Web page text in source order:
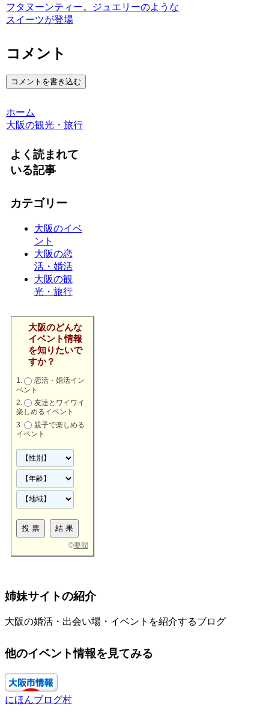
フタヌーンティー。ジュエリーのような
スイーツが登場
コメント
コメントを書き込む
ホーム
大阪の観光・旅行
よく読まれて
いる記事
カテゴリー
大阪のイベ
ント
大阪の恋
活・婚活
大阪の観
光・旅行
大阪のどんな
イベント情報
を知りたいで
すか？
恋活・婚活イン
ベント
友達とワイワイ
楽しめるイベント
親子で楽しめる
イベント
©要潤
姉妹サイトの紹介
大阪の婚活・出会い場・イベントを紹介するブログ
他のイベント情報を見てみる
にほんブログ村